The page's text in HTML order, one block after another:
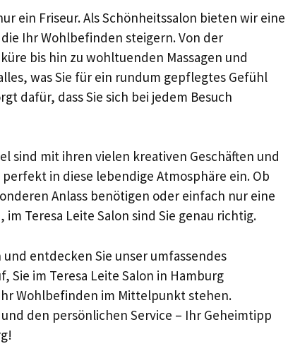
ein Friseur. Als Schönheitssalon bieten wir eine
Ihr Wohlbefinden steigern. Von der
bis hin zu wohltuenden Massagen und
was Sie für ein rundum gepflegtes Gefühl
dafür, dass Sie sich bei jedem Besuch
sind mit ihren vielen kreativen Geschäften und
in diese lebendige Atmosphäre ein. Ob
Anlass benötigen oder einfach nur eine
Teresa Leite Salon sind Sie genau richtig.
entdecken Sie unser umfassendes
Sie im Teresa Leite Salon in Hamburg
Wohlbefinden im Mittelpunkt stehen.
den persönlichen Service – Ihr Geheimtipp